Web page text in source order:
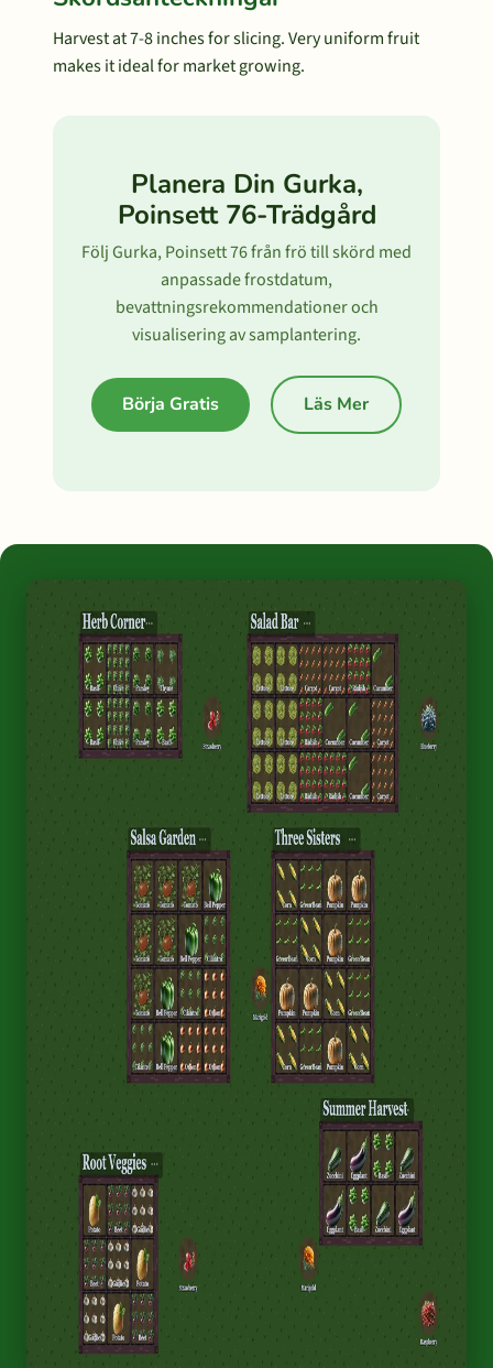
Harvest at 7-8 inches for slicing. Very uniform fruit
makes it ideal for market growing.
Planera Din Gurka,
Poinsett 76-Trädgård
Följ Gurka, Poinsett 76 från frö till skörd med
anpassade frostdatum,
bevattningsrekommendationer och
visualisering av samplantering.
Börja Gratis Läs Mer